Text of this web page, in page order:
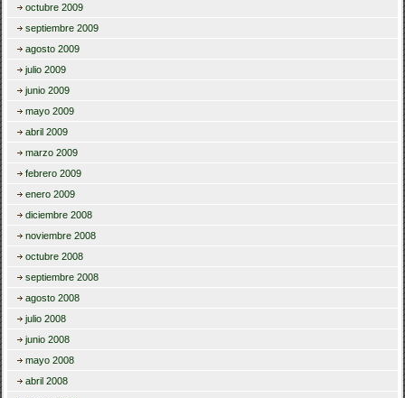
octubre 2009
septiembre 2009
agosto 2009
julio 2009
junio 2009
mayo 2009
abril 2009
marzo 2009
febrero 2009
enero 2009
diciembre 2008
noviembre 2008
octubre 2008
septiembre 2008
agosto 2008
julio 2008
junio 2008
mayo 2008
abril 2008